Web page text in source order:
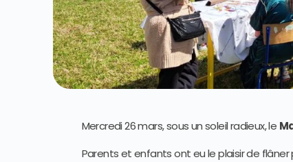
Mercredi 26 mars, sous un soleil radieux, le
Parents et enfants ont eu le plaisir de